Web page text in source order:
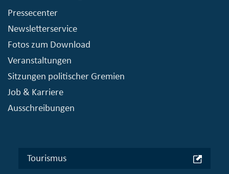
Pressecenter
Newsletterservice
Fotos zum Download
Veranstaltungen
Sitzungen politischer Gremien
Job & Karriere
Ausschreibungen
Tourismus